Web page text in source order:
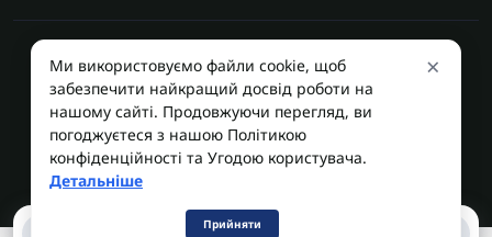
0
AUTOSHIFT | Запчастини АКПП | Ремонт АКПП © 2026
AUTOSHIFT
×
Ми використовуємо файли cookie, щоб
забезпечити найкращий досвід роботи на
нашому сайті. Продовжуючи перегляд, ви
погоджуєтеся з нашою Політикою
конфіденційності та Угодою користувача.
Детальніше
Прийняти